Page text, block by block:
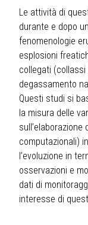
Le attività di
durante e dopo
fenomenologie
esplosioni
collegati
degassamento
Questi studi si
la misura delle
computazionali)
l’evoluzione in
osservazioni e
dati di
interesse di